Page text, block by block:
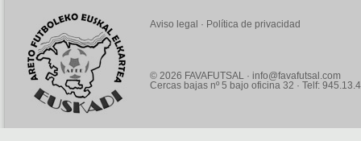
Aviso legal · Política de privacidad
© 2026 FAVAFUTSAL · info@favafutsal.com
Cercas bajas nº 5 bajo oficina 32 · Telf: